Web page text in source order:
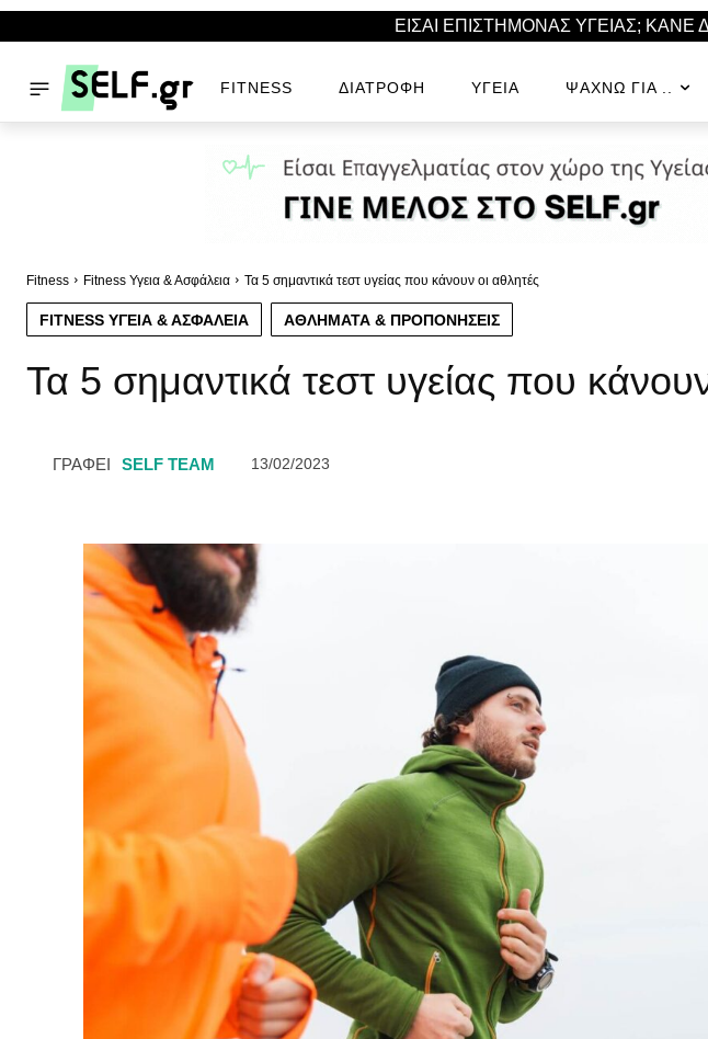
ΕΙΣΑΙ ΕΠΙΣΤΗΜΟΝΑΣ ΥΓΕΙΑΣ;
FITNESS ΔΙΑΤΡΟΦΉ ΥΓΕΊΑ ΨΆΧΝΩ ΓΙΑ ..
Fitness Fitness Υγεια & Ασφάλεια Τα 5 σημαντικά τεστ υγείας που κάνουν οι αθλητές
FITNESS ΥΓΕΙΑ & ΑΣΦΆΛΕΙΑ ΑΘΛΉΜΑΤΑ & ΠΡΟΠΟΝΉΣΕΙΣ
Τα 5 σημαντικά τεστ υγείας που
ΓΡΑΦΕΙ SELF TEAM 13/02/2023